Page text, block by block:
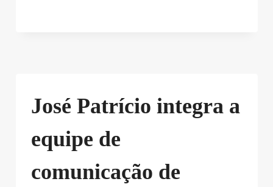
José Patrício integra a
equipe de
comunicação de